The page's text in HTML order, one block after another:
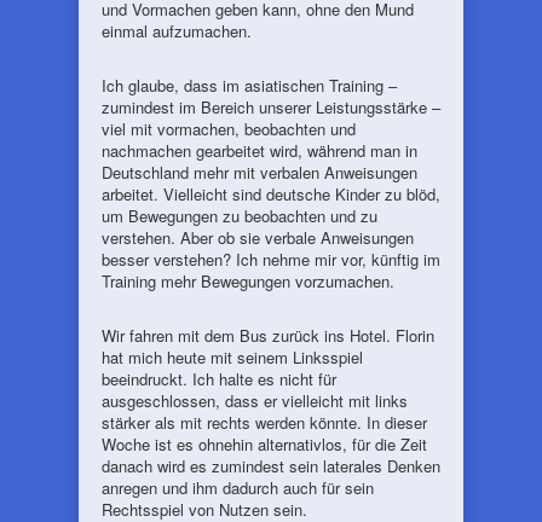
und Vormachen geben kann, ohne den Mund
einmal aufzumachen.
Ich glaube, dass im asiatischen Training –
zumindest im Bereich unserer Leistungsstärke –
viel mit vormachen, beobachten und
nachmachen gearbeitet wird, während man in
Deutschland mehr mit verbalen Anweisungen
arbeitet. Vielleicht sind deutsche Kinder zu blöd,
um Bewegungen zu beobachten und zu
verstehen. Aber ob sie verbale Anweisungen
besser verstehen? Ich nehme mir vor, künftig im
Training mehr Bewegungen vorzumachen.
Wir fahren mit dem Bus zurück ins Hotel. Florin
hat mich heute mit seinem Linksspiel
beeindruckt. Ich halte es nicht für
ausgeschlossen, dass er vielleicht mit links
stärker als mit rechts werden könnte. In dieser
Woche ist es ohnehin alternativlos, für die Zeit
danach wird es zumindest sein laterales Denken
anregen und ihm dadurch auch für sein
Rechtsspiel von Nutzen sein.